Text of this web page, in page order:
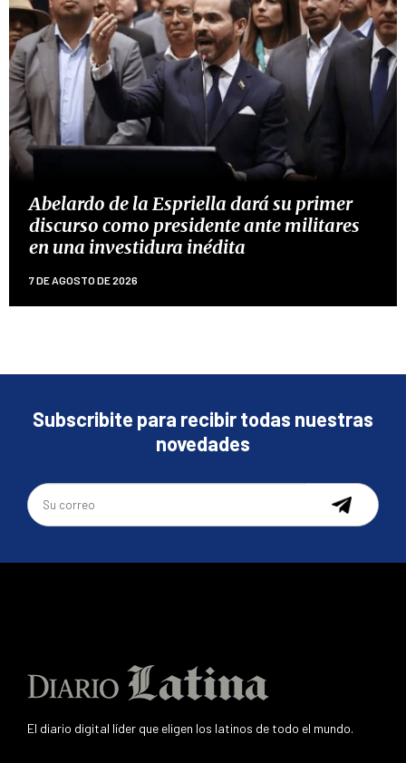
Abelardo de la Espriella dará su primer
discurso como presidente ante militares
en una investidura inédita
7 DE AGOSTO DE 2026
Subscribite para recibir todas nuestras
novedades
El diario digital líder que eligen los latinos de todo el mundo.